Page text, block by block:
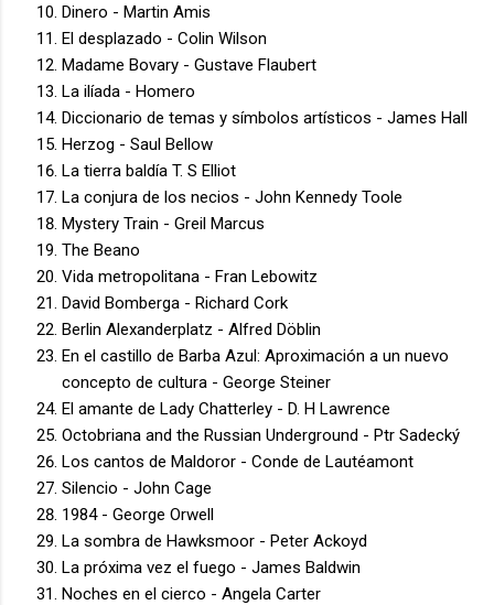
Dinero - Martin Amis
El desplazado - Colin Wilson
Madame Bovary - Gustave Flaubert
La ilíada - Homero
Diccionario de temas y símbolos artísticos - James Hall
Herzog - Saul Bellow
La tierra baldía T. S Elliot
La conjura de los necios - John Kennedy Toole
Mystery Train - Greil Marcus
The Beano
Vida metropolitana - Fran Lebowitz
David Bomberga - Richard Cork
Berlin Alexanderplatz - Alfred Döblin
En el castillo de Barba Azul: Aproximación a un nuevo
concepto de cultura - George Steiner
El amante de Lady Chatterley - D. H Lawrence
Octobriana and the Russian Underground - Ptr Sadecký
Los cantos de Maldoror - Conde de Lautéamont
Silencio - John Cage
1984 - George Orwell
La sombra de Hawksmoor - Peter Ackoyd
La próxima vez el fuego - James Baldwin
Noches en el cierco - Angela Carter